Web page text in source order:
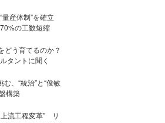
量産体制”を確立
の工数短縮
どう育てるのか？
タントに聞く
、“統治”と“俊敏
構築
流工程変革” リ